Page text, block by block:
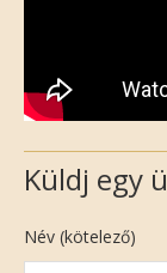
Küldj egy
Név (kötelező)